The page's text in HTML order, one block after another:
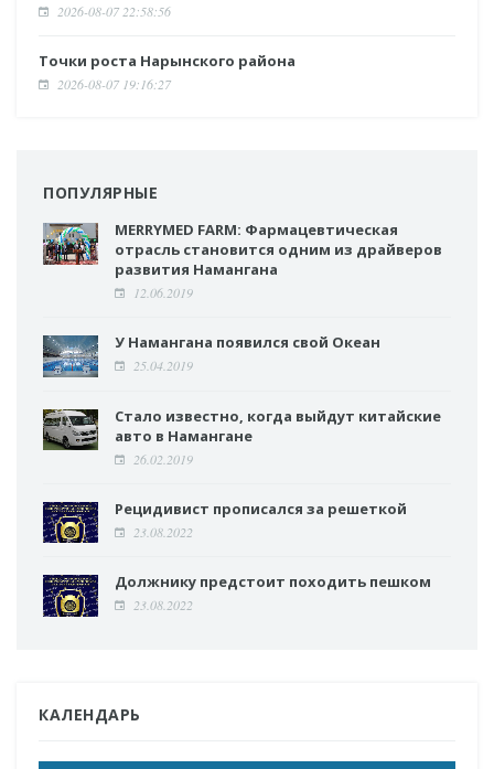
2026-08-07 22:58:56
Точки роста Нарынского района
2026-08-07 19:16:27
ПОПУЛЯРНЫЕ
MERRYMED FARM: Фармацевтическая
отрасль становится одним из драйверов
развития Намангана
12.06.2019
У Намангана появился свой Океан
25.04.2019
Стало известно, когда выйдут китайские
авто в Намангане
26.02.2019
Рецидивист прописался за решеткой
23.08.2022
Должнику предстоит походить пешком
23.08.2022
КАЛЕНДАРЬ